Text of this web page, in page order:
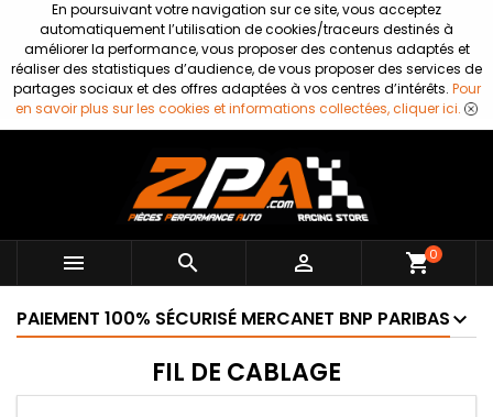
En poursuivant votre navigation sur ce site, vous acceptez
automatiquement l’utilisation de cookies/traceurs destinés à
améliorer la performance, vous proposer des contenus adaptés et
réaliser des statistiques d’audience, de vous proposer des services de
partages sociaux et des offres adaptées à vos centres d’intérêts. Pour
en savoir plus sur les cookies et informations collectées, cliquer ici.
   shopping_cart0
PAIEMENT 100% SÉCURISÉ MERCANET BNP PARIBAS
FIL DE CABLAGE